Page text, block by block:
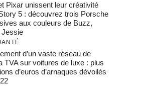
Pixar unissent leur créativité
5 : découvrez trois Porsche
aux couleurs de Buzz,
Jessie
d’un vaste réseau de
TVA sur voitures de luxe : plus
d’euros d’arnaques dévoilés